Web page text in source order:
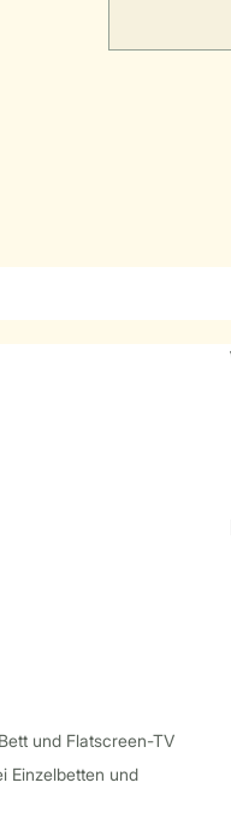
und Flatscreen-TV
Einzelbetten und